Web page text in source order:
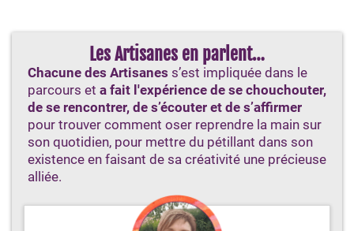
Les Artisanes en parlent…
Chacune des Artisanes s’est impliquée dans le
parcours et a fait l'expérience de se chouchouter,
de se rencontrer, de s’écouter et de s’affirmer
pour trouver comment oser reprendre la main sur
son quotidien, pour mettre du pétillant dans son
existence en faisant de sa créativité une précieuse
alliée.